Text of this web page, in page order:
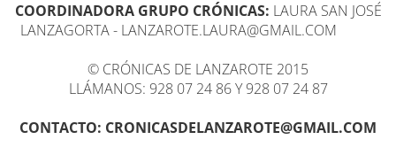
COORDINADORA GRUPO CRÓNICAS: LAURA SAN JOSÉ
LANZAGORTA - LANZAROTE.LAURA@GMAIL.COM
© CRÓNICAS DE LANZAROTE 2015
LLÁMANOS: 928 07 24 86 Y 928 07 24 87
CONTACTO: CRONICASDELANZAROTE@GMAIL.COM